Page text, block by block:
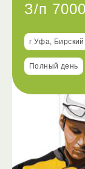
З/п
г Уфа, Бирский
Полный день